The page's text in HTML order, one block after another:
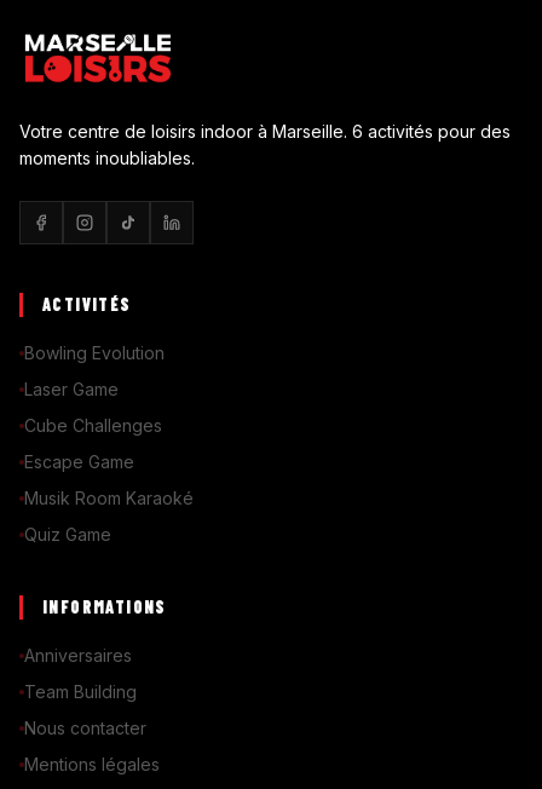
Votre centre de loisirs indoor à Marseille. 6 activités pour des
moments inoubliables.
ACTIVITÉS
Bowling Evolution
Laser Game
Cube Challenges
Escape Game
Musik Room Karaoké
Quiz Game
INFORMATIONS
Anniversaires
Team Building
Nous contacter
Mentions légales